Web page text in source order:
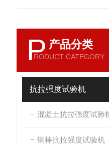
P 产品分类
RODUCT CATEGORY
抗拉强度试验机
混凝土抗拉强度试验
铜棒抗拉强度试验机